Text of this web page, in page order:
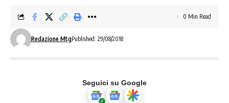
Redazione MtgPublished: 29/08/2018
0 Min Read
Seguici su Google